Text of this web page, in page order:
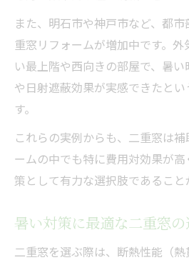
また、明石市や神戸市など、都
重窓リフォームが増加中です。
い最上階や西向きの部屋で、暑
や日射遮蔽効果が実感できたと
す。
これらの実例からも、二重窓は
ームの中でも特に費用対効果が
策として有力な選択肢であること
暑い対策に最適な二重窓
二重窓を選ぶ際は、断熱性能（熱